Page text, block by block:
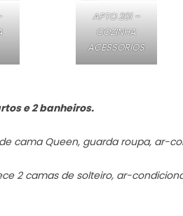
APTO 201 –
COZINHA
ACESSORIOS
e 2 banheiros.
cama Queen, guarda roupa, ar-
2 camas de solteiro, ar-